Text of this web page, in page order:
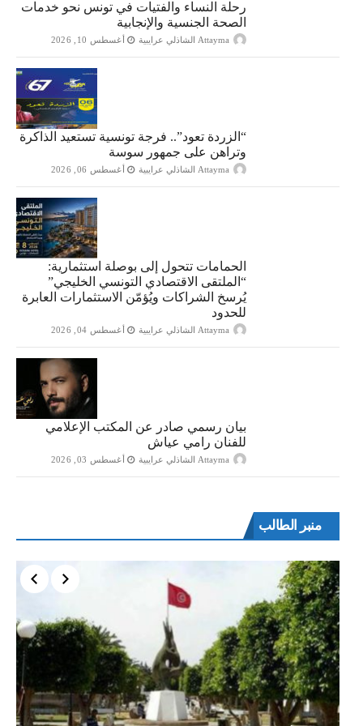
رحلة النساء والفتيات في تونس نحو خدمات
الصحة الجنسية والإنجابية
Attayma الشاذلي عرايبية أغسطس 10, 2026
“الزردة تعود”.. فرجة تونسية تستعيد الذاكرة
وتراهن على جمهور سوسة
Attayma الشاذلي عرايبية أغسطس 06, 2026
الحمامات تتحول إلى بوصلة استثمارية:
“الملتقى الاقتصادي التونسي الخليجي”
يُرسخ الشراكات ويُؤمّن الاستثمارات العابرة
للحدود
Attayma الشاذلي عرايبية أغسطس 04, 2026
بيان رسمي صادر عن المكتب الإعلامي
للفنان رامي عياش
Attayma الشاذلي عرايبية أغسطس 03, 2026
منبر الطالب